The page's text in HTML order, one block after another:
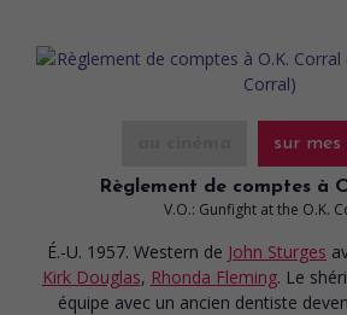
sur mes
Règlement de comptes à
V.O.: Gunfight at the O.K.
É.-U. 1957. Western de John Sturges
Kirk Douglas, Rhonda Fleming. Le
équipe avec un ancien dentiste